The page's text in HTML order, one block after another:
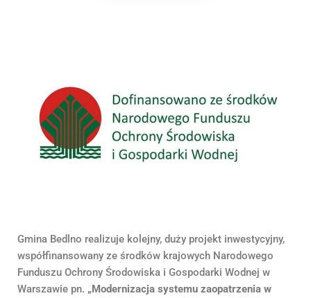
Gmina Bedlno realizuje kolejny, duży projekt inwestycyjny,
współfinansowany ze środków krajowych Narodowego
Funduszu Ochrony Środowiska i Gospodarki Wodnej w
Warszawie pn. „Modernizacja systemu zaopatrzenia w